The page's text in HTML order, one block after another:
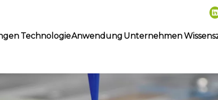
TechnologieAnwendung Unternehmen